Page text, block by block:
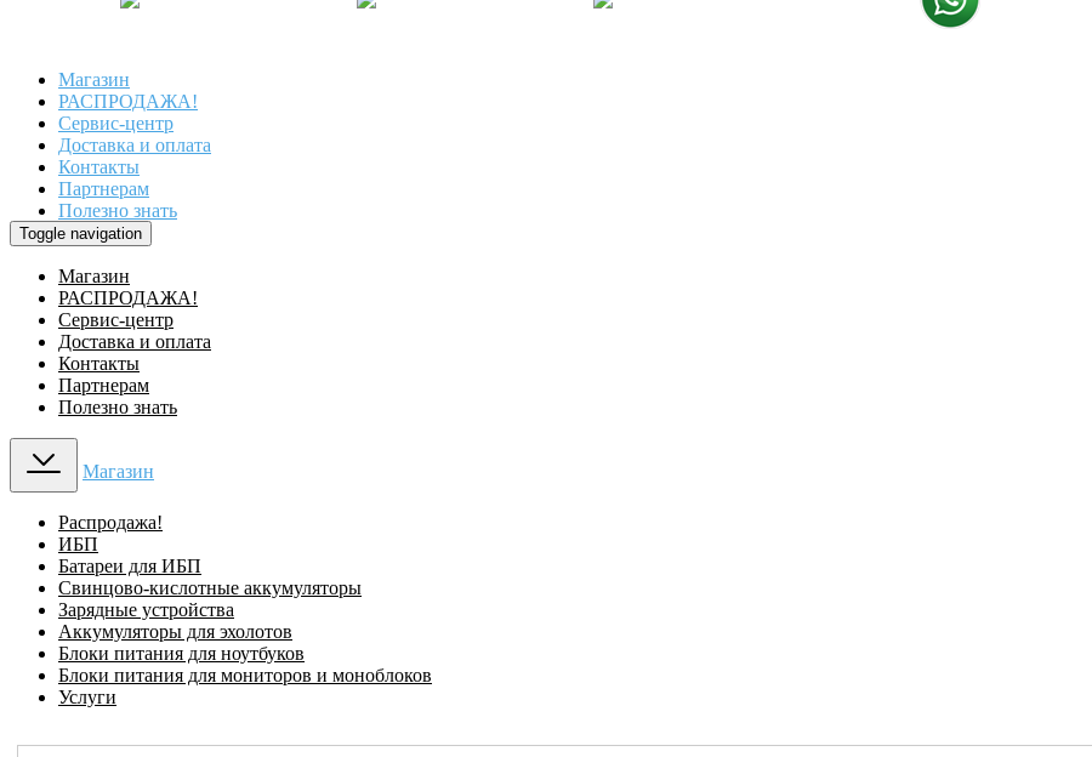
Магазин
РАСПРОДАЖА!
Сервис-центр
Доставка и оплата
Контакты
Партнерам
Полезно знать
Toggle navigation
Магазин
РАСПРОДАЖА!
Сервис-центр
Доставка и оплата
Контакты
Партнерам
Полезно знать
Магазин
Распродажа!
ИБП
Батареи для ИБП
Свинцово-кислотные аккумуляторы
Зарядные устройства
Аккумуляторы для эхолотов
Блоки питания для ноутбуков
Блоки питания для мониторов и моноблоков
Услуги